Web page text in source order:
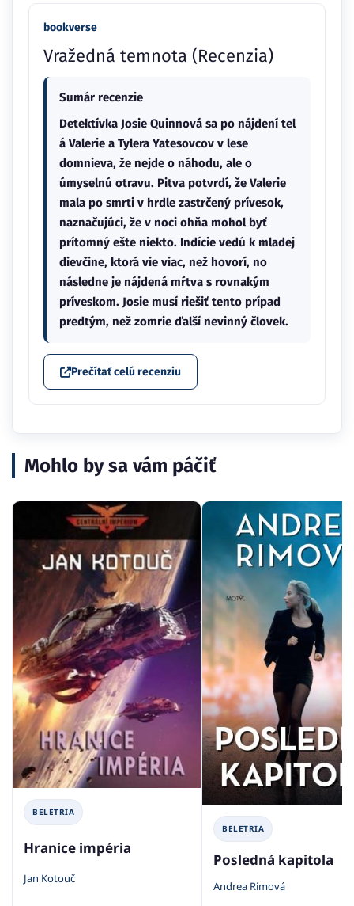
bookverse
Vražedná temnota (Recenzia)
Sumár recenzie
Detektívka Josie Quinnová sa po nájdení tel
á Valerie a Tylera Yatesovcov v lese
domnieva, že nejde o náhodu, ale o
úmyselnú otravu. Pitva potvrdí, že Valerie
mala po smrti v hrdle zastrčený prívesok,
naznačujúci, že v noci ohňa mohol byť
prítomný ešte niekto. Indície vedú k mladej
dievčine, ktorá vie viac, než hovorí, no
následne je nájdená mŕtva s rovnakým
príveskom. Josie musí riešiť tento prípad
predtým, než zomrie ďalší nevinný človek.
Prečítať celú recenziu
Mohlo by sa vám páčiť
BELETRIA
Hranice impéria
Jan Kotouč
BELETRIA
Posledná kapitola
Andrea Rimová